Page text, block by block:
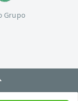
Grupo